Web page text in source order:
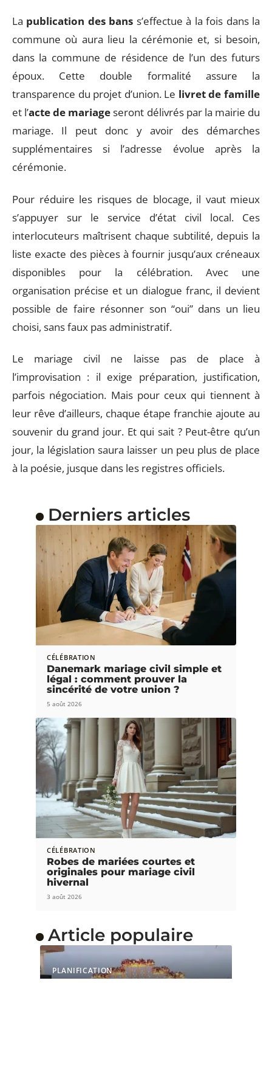
La publication des bans s’effectue à la fois dans la
commune où aura lieu la cérémonie et, si besoin,
dans la commune de résidence de l’un des futurs
époux. Cette double formalité assure la
transparence du projet d’union. Le livret de famille
et l’acte de mariageseront délivrés par la mairie du
mariage. Il peut donc y avoir des démarches
supplémentaires si l’adresse évolue après la
cérémonie.
Pour réduire les risques de blocage, il vaut mieux
s’appuyer sur le service d’état civil local. Ces
interlocuteurs maîtrisent chaque subtilité, depuis la
liste exacte des pièces à fournir jusqu’aux créneaux
disponibles pour la célébration. Avec une
organisation précise et un dialogue franc, il devient
possible de faire résonner son “oui” dans un lieu
choisi, sans faux pas administratif.
Le mariage civil ne laisse pas de place à
l’improvisation : il exige préparation, justification,
parfois négociation. Mais pour ceux qui tiennent à
leur rêve d’ailleurs, chaque étape franchie ajoute au
souvenir du grand jour. Et qui sait ? Peut-être qu’un
jour, la législation saura laisser un peu plus de place
à la poésie, jusque dans les registres officiels.
Derniers articles
CÉLÉBRATION
Danemark mariage civil simple et
légal : comment prouver la
sincérité de votre union ?
5 août 2026
CÉLÉBRATION
Robes de mariées courtes et
originales pour mariage civil
hivernal
3 août 2026
Article populaire
PLANIFICATION